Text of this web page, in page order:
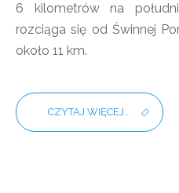
6 kilometrów na
rozciąga się od Świnnej
około 11 km.
CZYTAJ WIĘCEJ...